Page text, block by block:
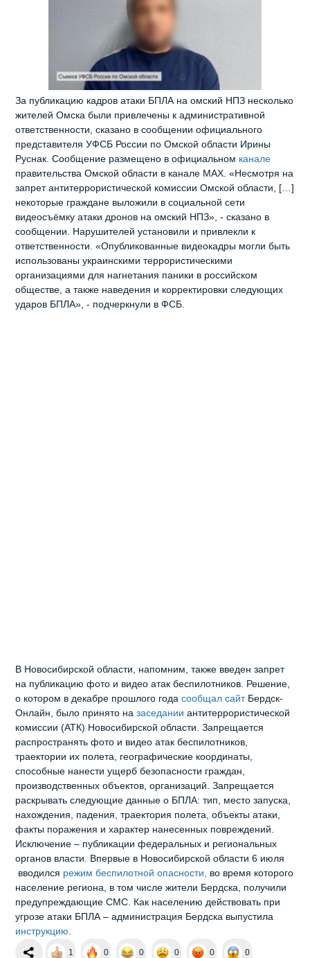
За публикацию кадров атаки БПЛА на омский НПЗ несколько
жителей Омска были привлечены к административной
ответственности, сказано в сообщении официального
представителя УФСБ России по Омской области Ирины
Руснак. Сообщение размещено в официальном канале
правительства Омской области в канале MAX. «Несмотря на
запрет антитеррористической комиссии Омской области, […]
некоторые граждане выложили в социальной сети
видеосъёмку атаки дронов на омский НПЗ», - сказано в
сообщении. Нарушителей установили и привлекли к
ответственности. «Опубликованные видеокадры могли быть
использованы украинскими террористическими
организациями для нагнетания паники в российском
обществе, а также наведения и корректировки следующих
ударов БПЛА», - подчеркнули в ФСБ.
В Новосибирской области, напомним, также введен запрет
на публикацию фото и видео атак беспилотников. Решение,
о котором в декабре прошлого годасообщал сайтБердск-
Онлайн, было принято назаседании антитеррористической
комиссии (АТК) Новосибирской области. Запрещается
распространять фото и видео атак беспилотников,
траектории их полета, географические координаты,
способные нанести ущерб безопасности граждан,
производственных объектов, организаций. Запрещается
раскрывать следующие данные о БПЛА: тип, место запуска,
нахождения, падения, траектория полета, объекты атаки,
факты поражения и характер нанесенных повреждений.
Исключение – публикации федеральных и региональных
органов власти. Впервые в Новосибирской области 6 июля
вводился режим беспилотной опасности, во время которого
население региона, в том числе жители Бердска, получили
предупреждающие СМС. Как населению действовать при
угрозе атаки БПЛА – администрация Бердска выпустила
инструкцию
1 0 0 0 0 0